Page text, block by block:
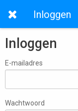
Inloggen
Inloggen
E-mailadres
Wachtwoord